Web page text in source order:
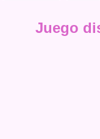
Juego